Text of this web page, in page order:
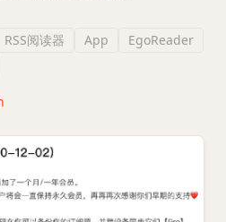
RSS阅读器 App
EgoReader